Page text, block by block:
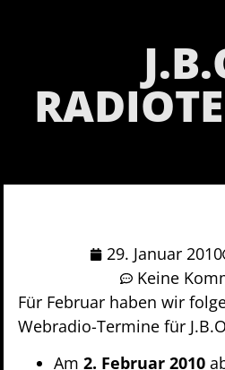
29. Januar 2010
Keine
Für Februar haben wir
Webradio-Termine für
Am 2. Februar 2010